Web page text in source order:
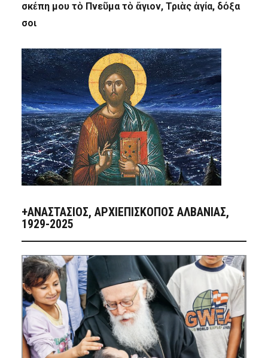
σκέπη μου τὸ Πνεῦμα τὸ ἅγιον, Τριὰς ἁγία, δόξα
σοι
+ΑΝΑΣΤΆΣΙΟΣ, ΑΡΧΙΕΠΊΣΚΟΠΟΣ ΑΛΒΑΝΊΑΣ,
1929-2025